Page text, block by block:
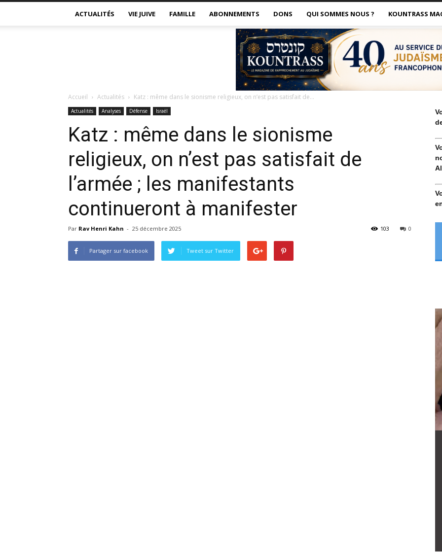
ACTUALITÉS VIE JUIVE FAMILLE ABONNEMENTS DONS QUI SOMMES NOUS ? KOUNTRASS
Accueil Actualités Katz : même dans le sionisme religieux, on n’est pas satisfait de...
Actualités Analyses Défense Israël
Katz : même dans le sionisme
religieux, on n’est pas satisfait de
l’armée ; les manifestants
continueront à manifester
Par Rav Henri Kahn - 25 décembre 2025 0
103
Partager sur facebook Tweet sur Twitter